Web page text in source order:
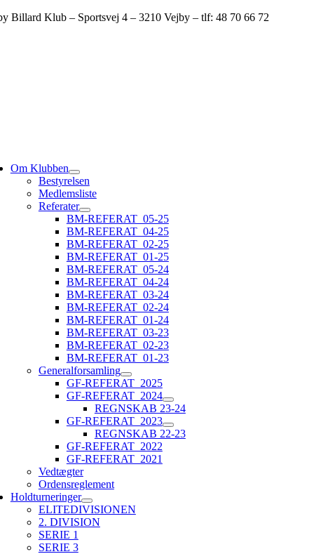
Skip
Billard Klub – Sportsvej 4 – 3210 Vejby – tlf: 48 70 66 72
Om Klubben
Bestyrelsen
Medlemsliste
Referater
BM-REFERAT_05-25
BM-REFERAT_04-25
BM-REFERAT_02-25
BM-REFERAT_01-25
BM-REFERAT_05-24
BM-REFERAT_04-24
BM-REFERAT_03-24
BM-REFERAT_02-24
BM-REFERAT_01-24
BM-REFERAT_03-23
BM-REFERAT_02-23
BM-REFERAT_01-23
Generalforsamling
GF-REFERAT_2025
GF-REFERAT_2024
REGNSKAB 23-24
GF-REFERAT_2023
REGNSKAB 22-23
GF-REFERAT_2022
GF-REFERAT_2021
Vedtægter
Ordensreglement
Holdturneringer
ELITEDIVISIONEN
2. DIVISION
SERIE 1
SERIE 3